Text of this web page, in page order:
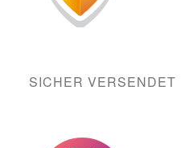
SICHER VERSENDET